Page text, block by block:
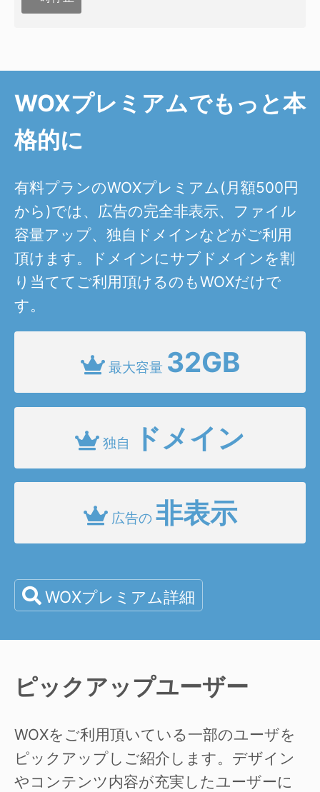
WOXプレミアムでもっと本
格的に
有料プランのWOXプレミアム(月額500円
から)では、広告の完全非表示、ファイル
容量アップ、独自ドメインなどがご利用
頂けます。ドメインにサブドメインを割
り当ててご利用頂けるのもWOXだけで
す。
最大容量 32GB
独自 ドメイン
広告の 非表示
WOXプレミアム詳細
ピックアップユーザー
WOXをご利用頂いている一部のユーザを
ピックアップしご紹介します。デザイン
やコンテンツ内容が充実したユーザーに